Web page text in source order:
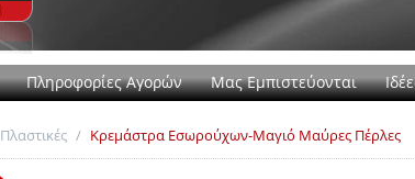
Πληροφορίες Αγορών Μας Εμπιστεύονται
Πλαστικές / Κρεμάστρα Εσωρούχων-Μαγιό Μαύρες Πέρλες